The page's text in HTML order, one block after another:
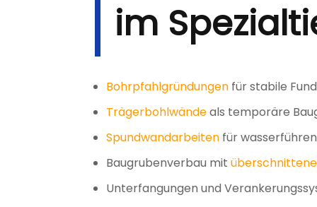
im
Bohrpfahlgründungen für stabile
Trägerbohlwändeals temporäre
Spundwandarbeiten für
Baugrubenverbau mit
Unterfangungen und